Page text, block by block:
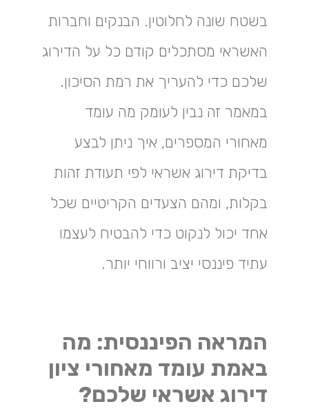
בשטח שונה לחלוטין. הבנקים וחברות
האשראי מסתכלים קודם כל על הדירוג
שלכם כדי להעריך את רמת הסיכון.
במאמר זה נבין לעומק מה עומד
מאחורי המספרים, איך ניתן לבצע
בדיקת דירוג אשראי לפי תעודת זהות
בקלות, ומהם הצעדים הקריטיים שכל
אחד יכול לנקוט כדי להבטיח לעצמו
עתיד פיננסי יציב ורווחי יותר.
המראה הפיננסית: מה
באמת עומד מאחורי ציון
דירוג אשראי שלכם?